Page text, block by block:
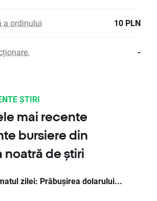
a ordinului 10 PLN
-
ȘTIRI
mai recente
bursiere din
noatră de știri
zilei: Prăbușirea dolarului...